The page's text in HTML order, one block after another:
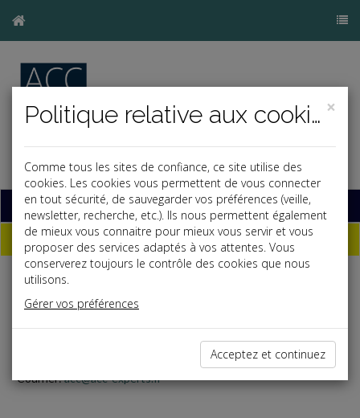
Base documentaire
Nos coordonnées
AUDIT CONSEIL COMPTABILITÉ
6 rue du Bois Sauvage
91000 Évry-Courcouronnes
Courriel :acc@acc-experts.fr
×
Politique relative aux cookies
Comme tous les sites de confiance, ce site utilise des
cookies. Les cookies vous permettent de vous connecter
en tout sécurité, de sauvegarder vos préférences (veille,
newsletter, recherche, etc.). Ils nous permettent également
de mieux vous connaitre pour mieux vous servir et vous
proposer des services adaptés à vos attentes. Vous
conserverez toujours le contrôle des cookies que nous
utilisons.
Gérer vos préférences
Acceptez et continuez